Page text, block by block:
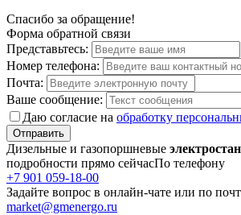
Спасибо за обращение!
Форма обратной связи
Представьтесь:
Номер телефона:
Почта:
Ваше сообщение:
Даю согласие на обработку
Отправить
Дизельные и газопоршневые
подробности прямо сейчасПо телефону
+7 901 059-18-00
Задайте вопрос в онлайн-чате или по
market@gmenergo.ru